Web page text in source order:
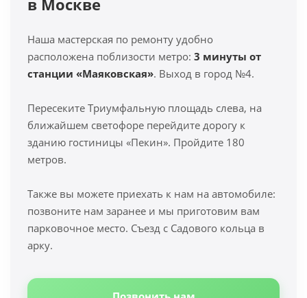
в Москве
Наша мастерская по ремонту удобно
расположена поблизости метро: 3 минуты от
станции «Маяковская». Выход в город №4.
Пересеките Триумфальную площадь слева, на
ближайшем светофоре перейдите дорогу к
зданию гостиницы «Пекин». Пройдите 180
метров.
Также вы можете приехать к нам на автомобиле:
позвоните нам заранее и мы приготовим вам
парковочное место. Съезд с Садового кольца в
арку.